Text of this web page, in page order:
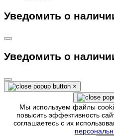
Уведомить о
Уведомить о
×
Мы используем файлы
повысить эффективность
соглашаетесь с их